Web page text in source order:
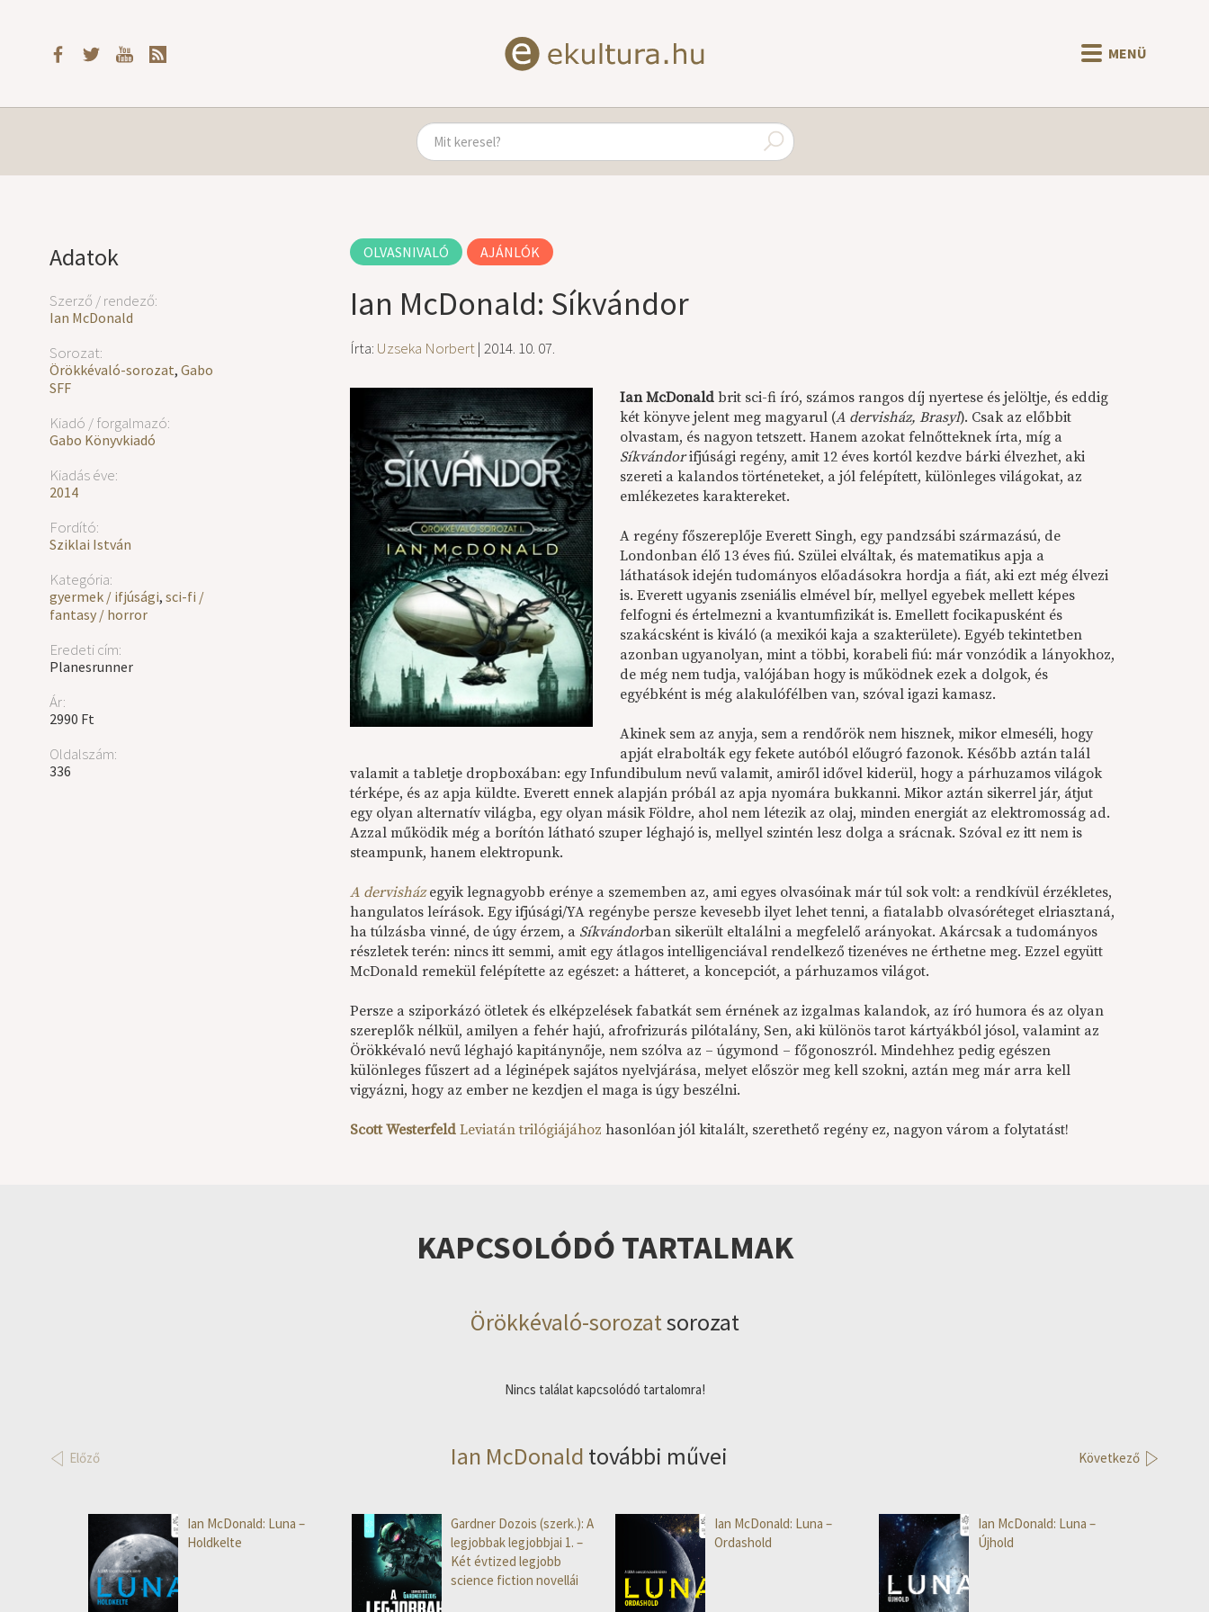
MENÜ
Adatok
Szerző / rendező:
Ian McDonald
Sorozat:
Örökkévaló-sorozat, Gabo
SFF
Kiadó / forgalmazó:
Gabo Könyvkiadó
Kiadás éve:
2014
Fordító:
Sziklai István
Kategória:
gyermek / ifjúsági, sci-fi /
fantasy / horror
Eredeti cím:
Planesrunner
Ár:
2990 Ft
Oldalszám:
336
OLVASNIVALÓ AJÁNLÓK
Ian McDonald: Síkvándor
Írta: Uzseka Norbert| 2014. 10. 07.
Ian McDonald brit sci-fi író, számos rangos díj nyertese és jelöltje, és eddig
két könyve jelent meg magyarul (A dervisház, Brasyl). Csak az előbbit
olvastam, és nagyon tetszett. Hanem azokat felnőtteknek írta, míg a
Síkvándorifjúsági regény, amit 12 éves kortól kezdve bárki élvezhet, aki
szereti a kalandos történeteket, a jól felépített, különleges világokat, az
emlékezetes karaktereket.
A regény főszereplője Everett Singh, egy pandzsábi származású, de
Londonban élő 13 éves fiú. Szülei elváltak, és matematikus apja a
láthatások idején tudományos előadásokra hordja a fiát, aki ezt még élvezi
is. Everett ugyanis zseniális elmével bír, mellyel egyebek mellett képes
felfogni és értelmezni a kvantumfizikát is. Emellett focikapusként és
szakácsként is kiváló (a mexikói kaja a szakterülete). Egyéb tekintetben
azonban ugyanolyan, mint a többi, korabeli fiú: már vonzódik a lányokhoz,
de még nem tudja, valójában hogy is működnek ezek a dolgok, és
egyébként is még alakulófélben van, szóval igazi kamasz.
Akinek sem az anyja, sem a rendőrök nem hisznek, mikor elmeséli, hogy
apját elrabolták egy fekete autóból előugró fazonok. Később aztán talál
valamit a tabletje dropboxában: egy Infundibulum nevű valamit, amiről idővel kiderül, hogy a párhuzamos világok
térképe, és az apja küldte. Everett ennek alapján próbál az apja nyomára bukkanni. Mikor aztán sikerrel jár, átjut
egy olyan alternatív világba, egy olyan másik Földre, ahol nem létezik az olaj, minden energiát az elektromosság ad.
Azzal működik még a borítón látható szuper léghajó is, mellyel szintén lesz dolga a srácnak. Szóval ez itt nem is
steampunk, hanem elektropunk.
A dervisházegyik legnagyobb erénye a szememben az, ami egyes olvasóinak már túl sok volt: a rendkívül érzékletes,
hangulatos leírások. Egy ifjúsági/YA regénybe persze kevesebb ilyet lehet tenni, a fiatalabb olvasóréteget elriasztaná,
ha túlzásba vinné, de úgy érzem, a Síkvándorban sikerült eltalálni a megfelelő arányokat. Akárcsak a tudományos
részletek terén: nincs itt semmi, amit egy átlagos intelligenciával rendelkező tizenéves ne érthetne meg. Ezzel együtt
McDonald remekül felépítette az egészet: a hátteret, a koncepciót, a párhuzamos világot.
Persze a sziporkázó ötletek és elképzelések fabatkát sem érnének az izgalmas kalandok, az író humora és az olyan
szereplők nélkül, amilyen a fehér hajú, afrofrizurás pilótalány, Sen, aki különös tarot kártyákból jósol, valamint az
Örökkévaló nevű léghajó kapitánynője, nem szólva az – úgymond – főgonoszról. Mindehhez pedig egészen
különleges fűszert ad a léginépek sajátos nyelvjárása, melyet először meg kell szokni, aztán meg már arra kell
vigyázni, hogy az ember ne kezdjen el maga is úgy beszélni.
Scott Westerfeld Leviatán trilógiájához hasonlóan jól kitalált, szerethető regény ez, nagyon várom a folytatást!
KAPCSOLÓDÓ TARTALMAK
Örökkévaló-sorozatsorozat
Nincs találat kapcsolódó tartalomra!
Előző Ian McDonald további művei Következő
Ian McDonald: Luna –
Holdkelte
Gardner Dozois (szerk.): A
legjobbak legjobbjai 1. –
Két évtized legjobb
science fiction novellái
Ian McDonald: Luna –
Ordashold
Ian McDonald: Luna –
Újhold